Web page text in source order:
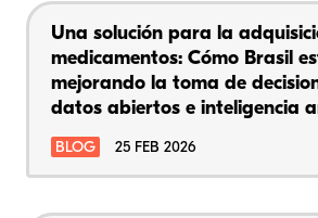
Una solución para la
medicamentos: Cómo Brasil
mejorando la toma de
datos abiertos e inteligencia
BLOG 25 FEB 2026